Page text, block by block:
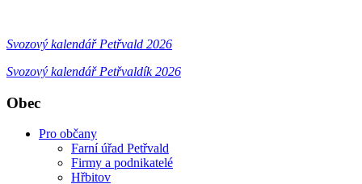
Svozový kalendář Petřvald 2026
Svozový kalendář Petřvaldík 2026
Obec
Pro občany
Farní úřad Petřvald
Firmy a podnikatelé
Hřbitov